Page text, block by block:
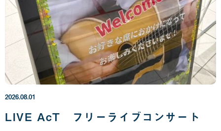
LIVE AcT フリーライブコンサート
2026.08.01
2
6
0
月